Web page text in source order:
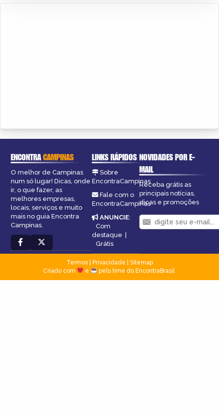
ENCONTRACAMPINAS
O melhor de Campinas
num só lugar! Dicas, onde
ir, o que fazer, as
melhores empresas,
locais, serviços e muito
mais no guia Encontra
Campinas.
LINKS RÁPIDOS
Sobre
EncontraCampinas
Fale com o
EncontraCampinas
ANUNCIE:
Com
destaque |
Grátis
NOVIDADES POR E-
MAIL
Receba grátis as
principais notícias,
dicas e promoções
Termos| Privacidade
Sitemap
Criado com
e pelo time do EncontraBrasil